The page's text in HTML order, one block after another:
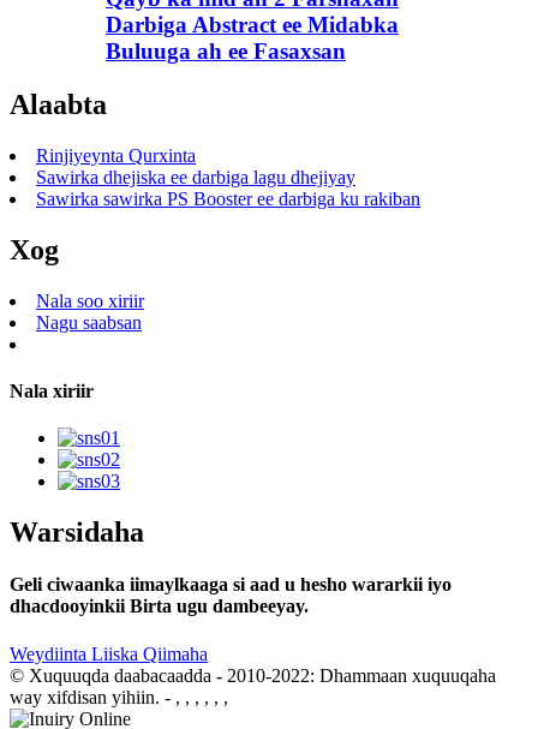
Darbiga Abstract ee Midabka
Buluuga ah ee Fasaxsan
Alaabta
Rinjiyeynta Qurxinta
Sawirka dhejiska ee darbiga lagu dhejiyay
Sawirka sawirka PS Booster ee darbiga ku rakiban
Xog
Nala soo xiriir
Nagu saabsan
Nala xiriir
Warsidaha
Geli ciwaanka iimaylkaaga si aad u hesho wararkii iyo
dhacdooyinkii Birta ugu dambeeyay.
Weydiinta Liiska Qiimaha
© Xuquuqda daabacaadda - 2010-2022: Dhammaan xuquuqaha
way xifdisan yihiin. - , , , , , ,